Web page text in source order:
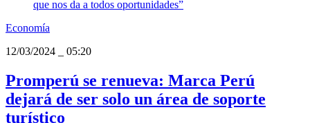
Economía
12/03/2024
05:20
Promperú se renueva: Marca Perú
dejará de ser solo un área de soporte
turístico